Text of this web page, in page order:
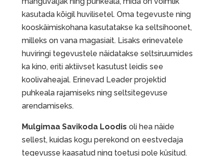
kasutada kõigil huvilisetel. Oma tegevuste ning
kooskäimiskohana kasutatakse ka seltsihoonet,
milleks on vana magasiait. Lisaks erinevatele
huviringi tegevustele näidatakse seltsiruumides
ka kino, eriti aktiivset kasutust leidis see
koolivaheajal. Erinevad Leader projektid
puhkeala rajamiseks ning seltsitegevuse
arendamiseks.
Mulgimaa Savikoda Loodis oli hea näide
sellest, kuidas kogu perekond on eestvedaja
tegevusse kaasatud ning toetusi pole küsitud.